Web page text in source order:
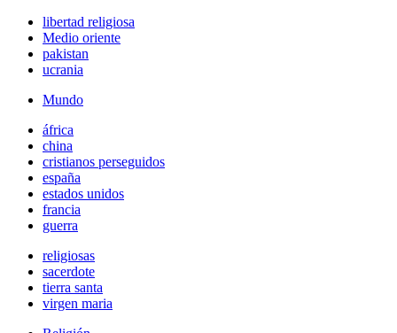
libertad religiosa
Medio oriente
pakistan
ucrania
Mundo
áfrica
china
cristianos perseguidos
españa
estados unidos
francia
guerra
religiosas
sacerdote
tierra santa
virgen maria